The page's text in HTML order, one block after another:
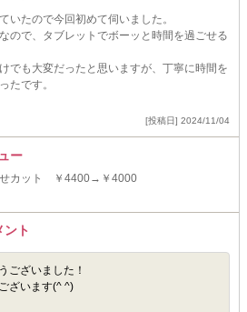
いたので今回初めて伺いました。
ので、タブレットでボーッと時間を過ごせる
でも大変だったと思いますが、丁寧に時間を
たです。
[投稿日] 2024/11/04
ー
せカット ￥4400→￥4000
ト
ございました！
ざいます(^ ^)